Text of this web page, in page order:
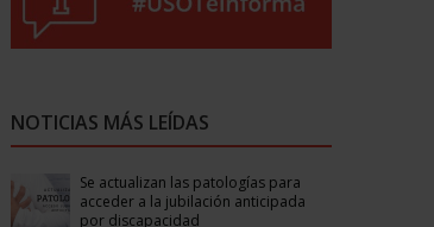
NOTICIAS MÁS LEÍDAS
Se actualizan las patologías para
acceder a la jubilación anticipada
por discapacidad